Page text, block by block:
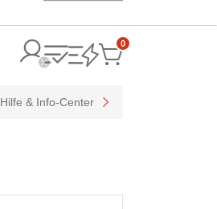
0Items
Hilfe & Info-Center